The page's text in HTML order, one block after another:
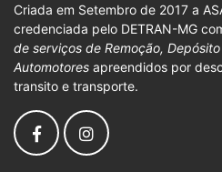
Criada em Setembro de 2017 a
credenciada pelo DETRAN-MG
de serviços de Remoção,
Automotores apreendidos por
transito e transporte.